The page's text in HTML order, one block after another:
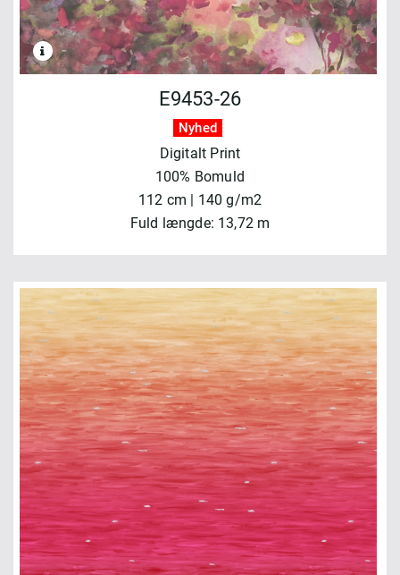
E9453-26
Nyhed
Digitalt Print
100% Bomuld
112 cm | 140 g/m2
Fuld længde: 13,72 m